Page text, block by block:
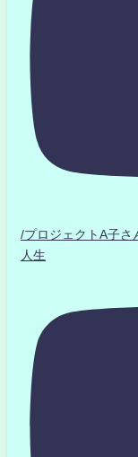
/プロジェクトA子
人生